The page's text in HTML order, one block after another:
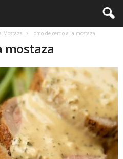
Mostaza lomo de cerdo a la mostaza
mostaza